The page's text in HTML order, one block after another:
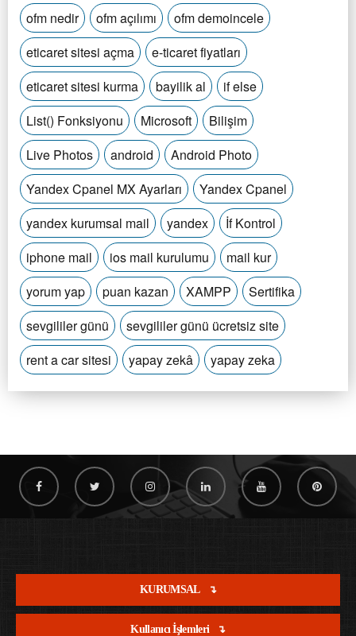
ofm nedir
ofm açılımı
ofm demoincele
eticaret sitesi açma
e-ticaret fiyatları
eticaret sitesi kurma
bayilik al
if else
List() Fonksiyonu
Microsoft
Bilişim
Live Photos
android
Android Photo
Yandex Cpanel MX Ayarları
Yandex Cpanel
yandex kurumsal mail
yandex
İf Kontrol
iphone mail
ios mail kurulumu
mail kur
yorum yap
puan kazan XAMPP
Sertifika
sevgililer günü
sevgililer günü ücretsiz site
rent a car sitesi
yapay zekâ yapay zeka
KURUMSAL
Kullanıcı İşlemleri